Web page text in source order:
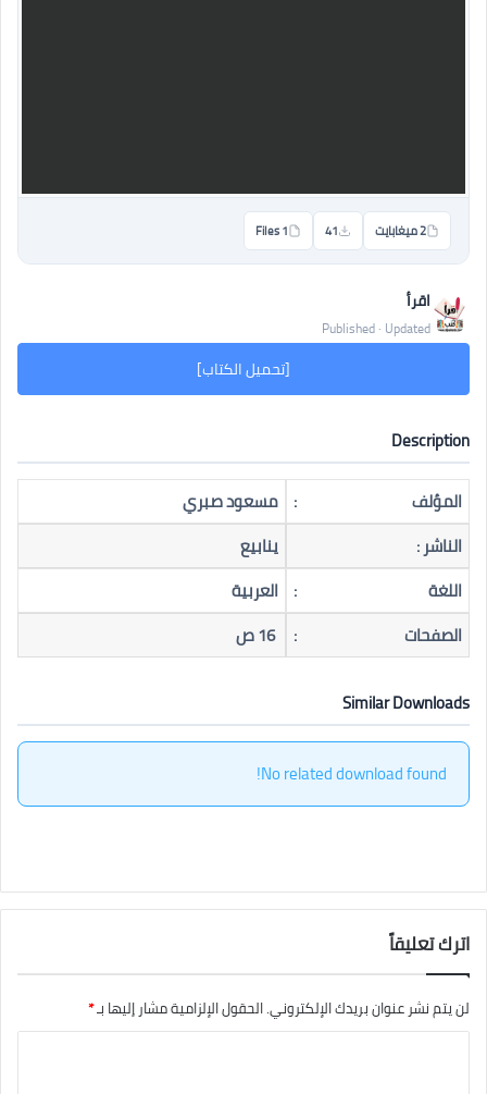
2 ميغابايت 41
1 Files
اقرأ
Published · Updated
[تحميل الكتاب]
Description
المؤلف
: مسعود صبري
الناشر :
ينابيع
اللغة
: العربية
الصفحات
: 16 ص
Similar Downloads
No related download found!
اترك تعليقاً
لن يتم نشر عنوان بريدك الإلكتروني.الحقول الإلزامية مشار إليها بـ*